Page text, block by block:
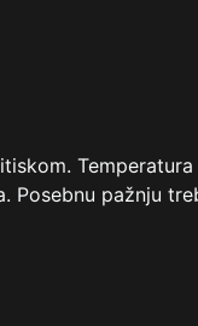
Posebnu pažnju